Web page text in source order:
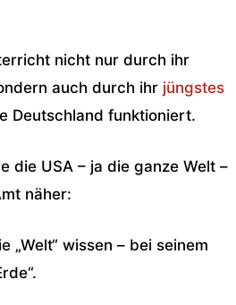
nicht nur durch ihr
auch durch ihr jüngstes
Deutschland funktioniert.
die USA – ja die ganze Welt –
näher:
„Welt“ wissen – bei seinem